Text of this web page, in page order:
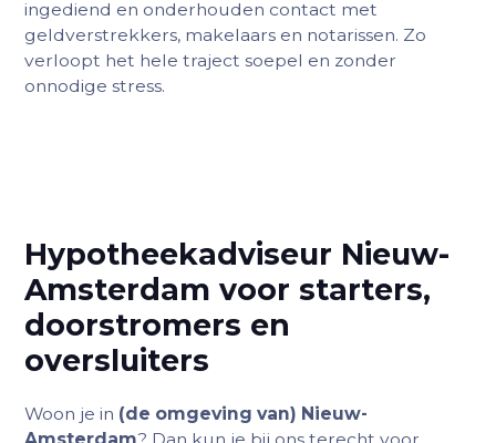
ingediend en onderhouden contact met
geldverstrekkers, makelaars en notarissen. Zo
verloopt het hele traject soepel en zonder
onnodige stress.
Hypotheekadviseur Nieuw-
Amsterdam voor starters,
doorstromers en
oversluiters
Woon je in (de omgeving van) Nieuw-